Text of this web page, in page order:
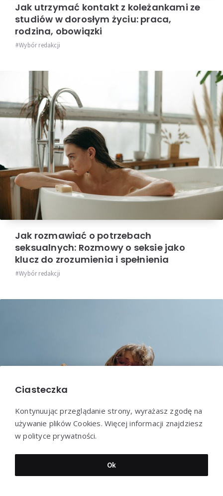
Jak utrzymać kontakt z koleżankami ze
studiów w dorosłym życiu: praca,
rodzina, obowiązki
Wybór redakcji
Jak rozmawiać o potrzebach
seksualnych: Rozmowy o seksie jako
klucz do zrozumienia i spełnienia
Wybór redakcji
Jakie imię męskie pasuje do imienia
Emilia
Ciasteczka
Kontynuując przeglądanie strony, wyrażasz zgodę na
używanie plików Cookies. Więcej informacji znajdziesz
w polityce prywatności.
Ok